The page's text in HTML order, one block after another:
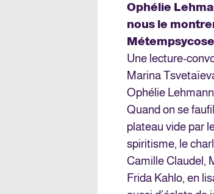
Ophélie
nous le
Une lecture-
Marina
Ophélie
Quand on se
plateau vide par
spiritisme, le
Camille Claudel,
Frida Kahlo, en